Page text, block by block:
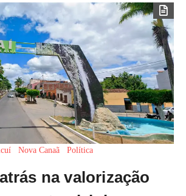
Nova Canaã Política
na valorização